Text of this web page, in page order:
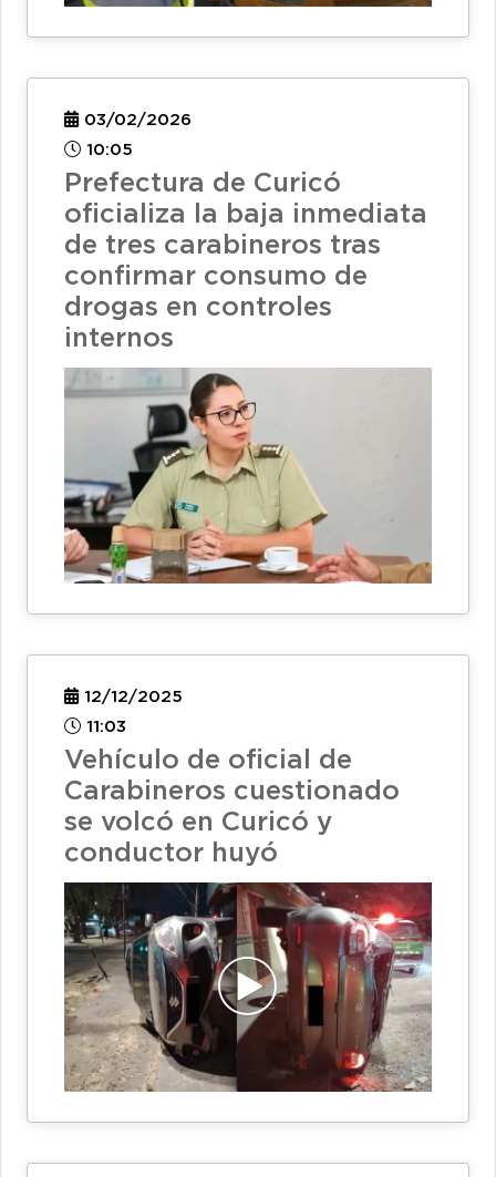
03/02/2026
10:05
Prefectura de Curicó
oficializa la baja inmediata
de tres carabineros tras
confirmar consumo de
drogas en controles
internos
12/12/2025
11:03
Vehículo de oficial de
Carabineros cuestionado
se volcó en Curicó y
conductor huyó